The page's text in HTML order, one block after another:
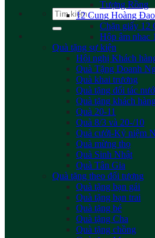
Tìm
kiếm:
Tượng Rồng
12 Cung Hoàng Đạo
Chặn giấy 12
Hộp âm nhac
Quà tặng sự kiện
Hội nghị Khách
Quà Tặng Doanh
Quà khai trương
Quà tặng đối tác
Quà tặng khách
Quà 20-11
Quà 8/3 và 20-/10
Quà cưới-Kỷ niệm
Quà mừng thọ
Quà Sinh Nhật
Quà Tân Gia
Quà tặng theo đối tượng
Quà tặng bạn gái
Quà tặng bạn trai
Quà tặng bé
Quà tặng Cha
Quà tặng chồng